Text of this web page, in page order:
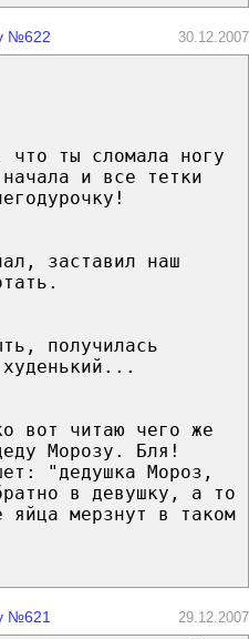
№622 30.12.2007
что ты сломала ногу
и все тетки
заставил наш
получилась
вот читаю чего же
Морозу. Бля!
"дедушка Мороз,
в девушку, а то
мерзнут в таком
№621 29.12.2007